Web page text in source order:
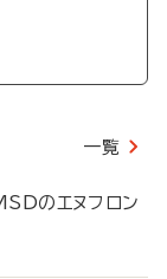
一覧
のエヌフロン